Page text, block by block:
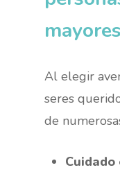
Al elegir
seres
de